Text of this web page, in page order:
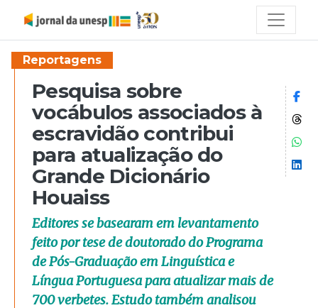
Reportagens
Pesquisa sobre
vocábulos associados à
escravidão contribui
para atualização do
Grande Dicionário
Houaiss
Editores se basearam em levantamento
feito por tese de doutorado do Programa
de Pós-Graduação em Linguística e
Língua Portuguesa para atualizar mais de
700 verbetes. Estudo também analisou